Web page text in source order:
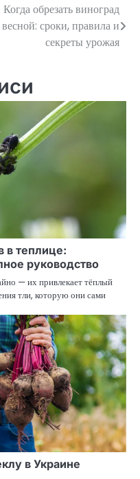
Когда обрезать виноград
весной: сроки, правила и
секреты урожая
в теплице:
руководство
— их привлекает тёплый
тли, которую они сами
в Украине